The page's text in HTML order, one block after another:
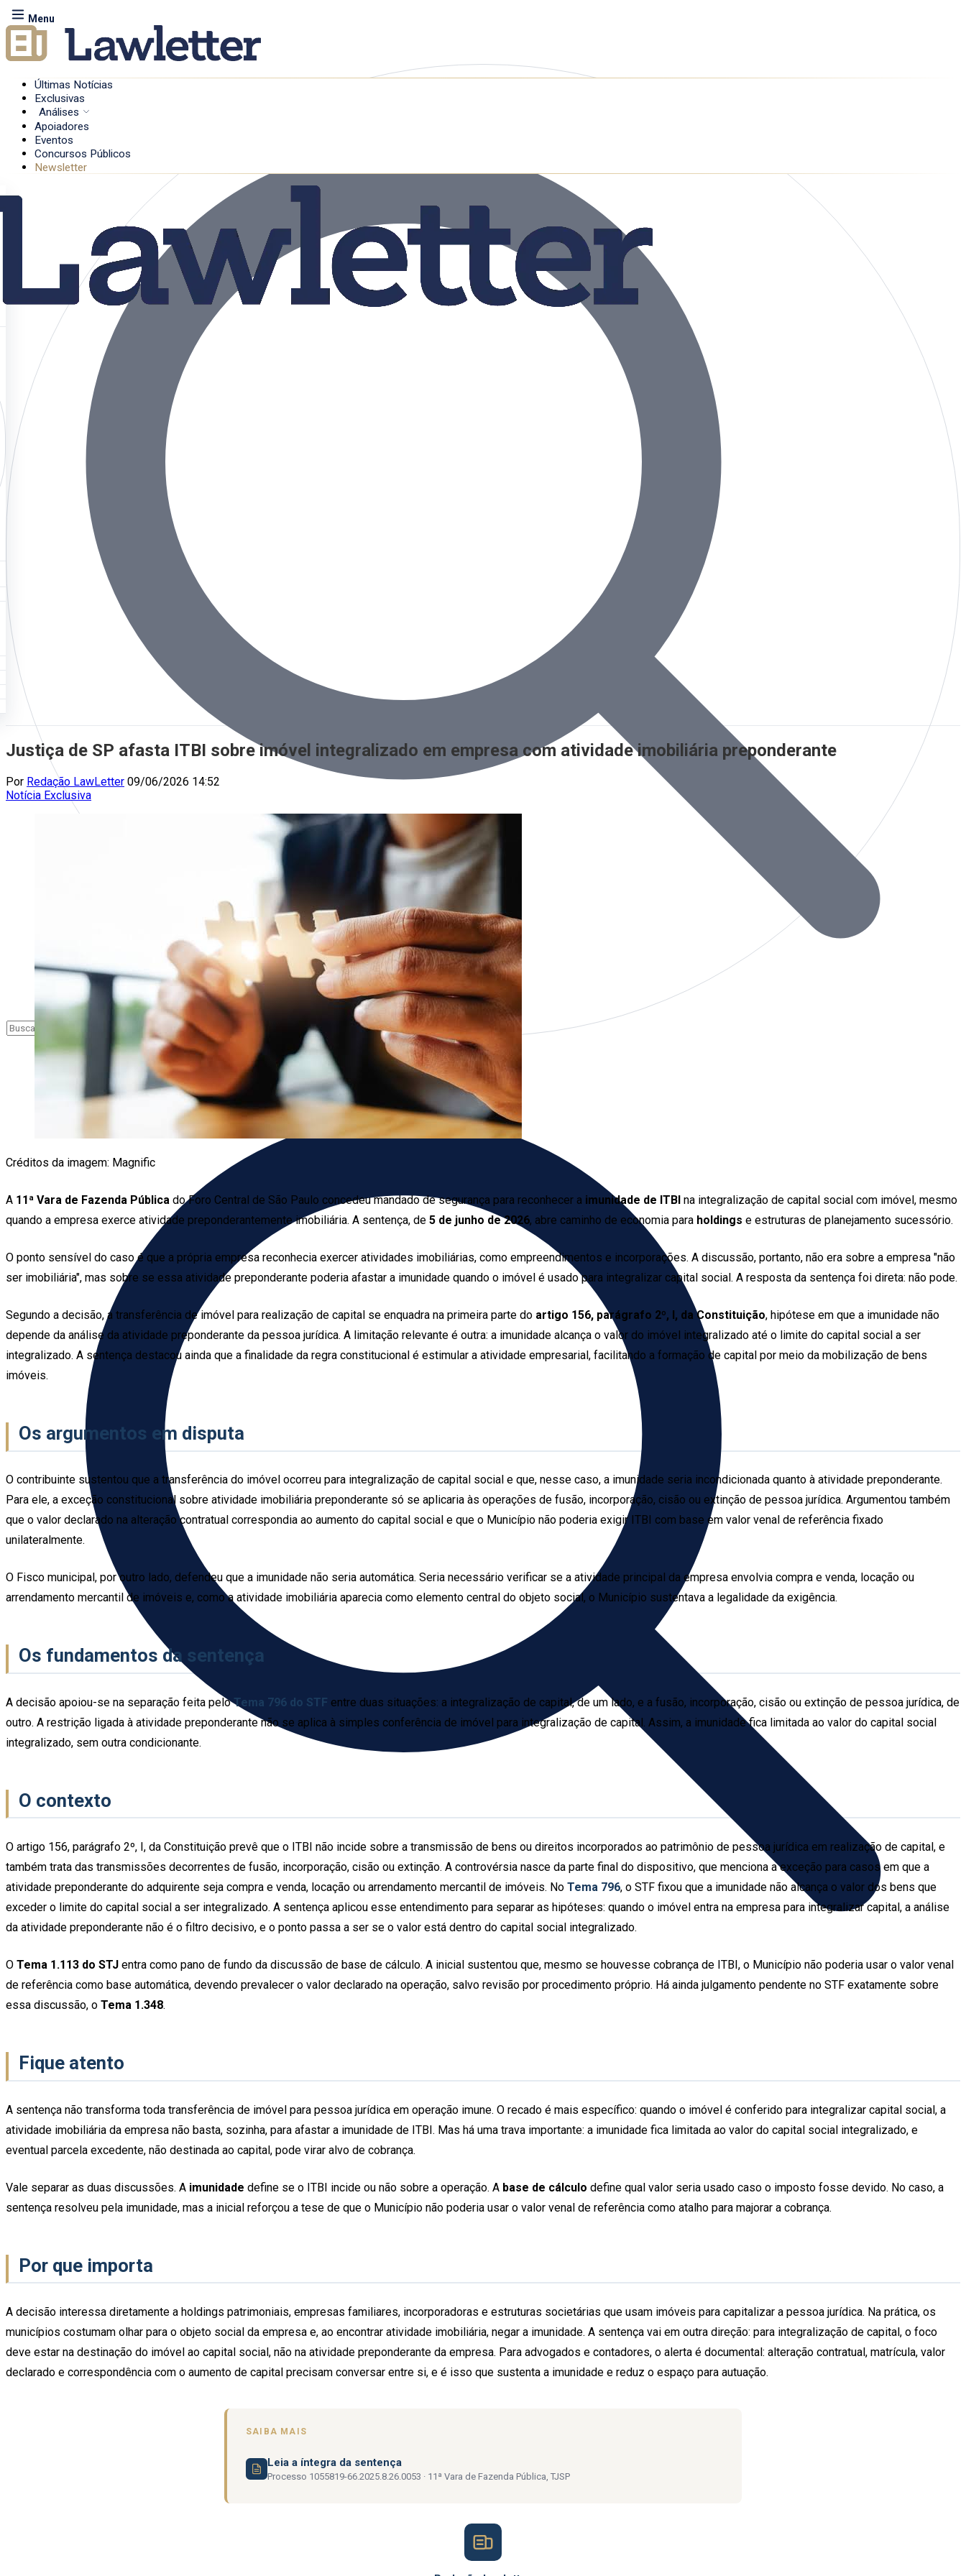
Menu
Últimas Notícias
Exclusivas
Análises
Apoiadores
Eventos
Concursos Públicos
Newsletter
Justiça de SP afasta ITBI sobre imóvel integralizado em empresa com atividade imobiliária preponderante
Por Redação LawLetter 09/06/2026 14:52
Notícia Exclusiva
Créditos da imagem: Magnific
A 11ª Vara de Fazenda Pública do Foro Central de São Paulo concedeu mandado de segurança para reconhecer a imunidade de ITBI na integralização de capital social com imóvel, mesmo
quando a empresa exerce atividade preponderantemente imobiliária. A sentença, de 5 de junho de 2026, abre caminho de economia para holdings e estruturas de planejamento sucessório.
O ponto sensível do caso é que a própria empresa reconhecia exercer atividades imobiliárias, como empreendimentos e incorporações. A discussão, portanto, não era sobre a empresa "não
ser imobiliária", mas sobre se essa atividade preponderante poderia afastar a imunidade quando o imóvel é usado para integralizar capital social. A resposta da sentença foi direta: não pode.
Segundo a decisão, a transferência de imóvel para realização de capital se enquadra na primeira parte do artigo 156, parágrafo 2º, I, da Constituição, hipótese em que a imunidade não
depende da análise da atividade preponderante da pessoa jurídica. A limitação relevante é outra: a imunidade alcança o valor do imóvel integralizado até o limite do capital social a ser
integralizado. A sentença destacou ainda que a finalidade da regra constitucional é estimular a atividade empresarial, facilitando a formação de capital por meio da mobilização de bens
imóveis.
Os argumentos em disputa
O contribuinte sustentou que a transferência do imóvel ocorreu para integralização de capital social e que, nesse caso, a imunidade seria incondicionada quanto à atividade preponderante.
Para ele, a exceção constitucional sobre atividade imobiliária preponderante só se aplicaria às operações de fusão, incorporação, cisão ou extinção de pessoa jurídica. Argumentou também
que o valor declarado na alteração contratual correspondia ao aumento do capital social e que o Município não poderia exigir ITBI com base em valor venal de referência fixado
unilateralmente.
O Fisco municipal, por outro lado, defendeu que a imunidade não seria automática. Seria necessário verificar se a atividade principal da empresa envolvia compra e venda, locação ou
arrendamento mercantil de imóveis e, como a atividade imobiliária aparecia como elemento central do objeto social, o Município sustentava a legalidade da exigência.
Os fundamentos da sentença
A decisão apoiou-se na separação feita peloTema 796 do STF entre duas situações: a integralização de capital, de um lado, e a fusão, incorporação, cisão ou extinção de pessoa jurídica, de
outro. A restrição ligada à atividade preponderante não se aplica à simples conferência de imóvel para integralização de capital. Assim, a imunidade fica limitada ao valor do capital social
integralizado, sem outra condicionante.
O contexto
O artigo 156, parágrafo 2º, I, da Constituição prevê que o ITBI não incide sobre a transmissão de bens ou direitos incorporados ao patrimônio de pessoa jurídica em realização de capital, e
também trata das transmissões decorrentes de fusão, incorporação, cisão ou extinção. A controvérsia nasce da parte final do dispositivo, que menciona a exceção para casos em que a
atividade preponderante do adquirente seja compra e venda, locação ou arrendamento mercantil de imóveis. No Tema 796, o STF fixou que a imunidade não alcança o valor dos bens que
exceder o limite do capital social a ser integralizado. A sentença aplicou esse entendimento para separar as hipóteses: quando o imóvel entra na empresa para integralizar capital, a análise
da atividade preponderante não é o filtro decisivo, e o ponto passa a ser se o valor está dentro do capital social integralizado.
O Tema 1.113 do STJ entra como pano de fundo da discussão de base de cálculo. A inicial sustentou que, mesmo se houvesse cobrança de ITBI, o Município não poderia usar o valor venal
de referência como base automática, devendo prevalecer o valor declarado na operação, salvo revisão por procedimento próprio. Há ainda julgamento pendente no STF exatamente sobre
essa discussão, o Tema 1.348.
Fique atento
A sentença não transforma toda transferência de imóvel para pessoa jurídica em operação imune. O recado é mais específico: quando o imóvel é conferido para integralizar capital social, a
atividade imobiliária da empresa não basta, sozinha, para afastar a imunidade de ITBI. Mas há uma trava importante: a imunidade fica limitada ao valor do capital social integralizado, e
eventual parcela excedente, não destinada ao capital, pode virar alvo de cobrança.
Vale separar as duas discussões. A imunidade define se o ITBI incide ou não sobre a operação. A base de cálculo define qual valor seria usado caso o imposto fosse devido. No caso, a
sentença resolveu pela imunidade, mas a inicial reforçou a tese de que o Município não poderia usar o valor venal de referência como atalho para majorar a cobrança.
Por que importa
A decisão interessa diretamente a holdings patrimoniais, empresas familiares, incorporadoras e estruturas societárias que usam imóveis para capitalizar a pessoa jurídica. Na prática, os
municípios costumam olhar para o objeto social da empresa e, ao encontrar atividade imobiliária, negar a imunidade. A sentença vai em outra direção: para integralização de capital, o foco
deve estar na destinação do imóvel ao capital social, não na atividade preponderante da empresa. Para advogados e contadores, o alerta é documental: alteração contratual, matrícula, valor
declarado e correspondência com o aumento de capital precisam conversar entre si, e é isso que sustenta a imunidade e reduz o espaço para autuação.
SAIBA MAIS
Leia a íntegra da sentença
Processo 1055819-66.2025.8.26.0053 · 11ª Vara de Fazenda Pública, TJSP